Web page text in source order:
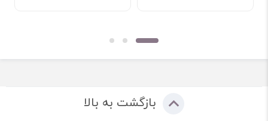
بازگشت به بالا